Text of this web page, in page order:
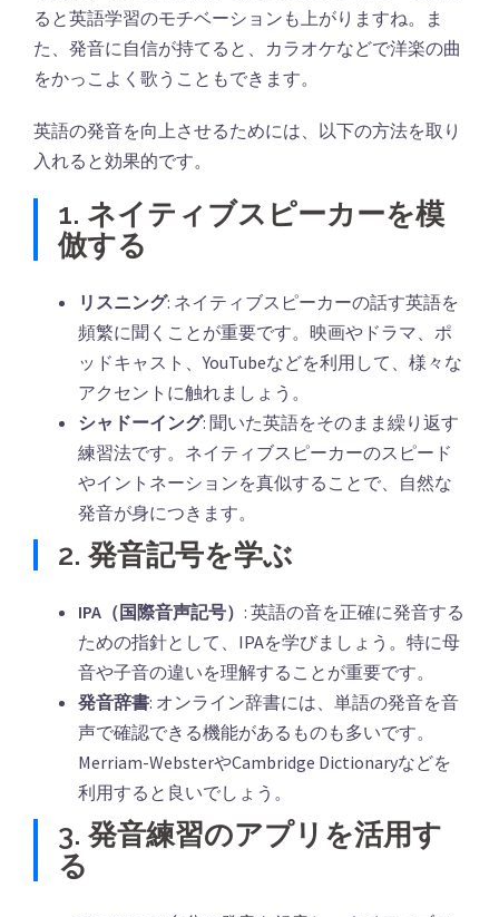
ると英語学習のモチベーションも上がりますね。ま
た、発音に自信が持てると、カラオケなどで洋楽の曲
をかっこよく歌うこともできます。
英語の発音を向上させるためには、以下の方法を取り
入れると効果的です。
1. ネイティブスピーカーを模
倣する
リスニング: ネイティブスピーカーの話す英語を
頻繁に聞くことが重要です。映画やドラマ、ポ
ッドキャスト、YouTubeなどを利用して、様々な
アクセントに触れましょう。
シャドーイング: 聞いた英語をそのまま繰り返す
練習法です。ネイティブスピーカーのスピード
やイントネーションを真似することで、自然な
発音が身につきます。
2. 発音記号を学ぶ
IPA（国際音声記号） : 英語の音を正確に発音する
ための指針として、IPAを学びましょう。特に母
音や子音の違いを理解することが重要です。
発音辞書: オンライン辞書には、単語の発音を音
声で確認できる機能があるものも多いです。
Merriam-WebsterやCambridge Dictionaryなどを
利用すると良いでしょう。
3. 発音練習のアプリを活用す
る